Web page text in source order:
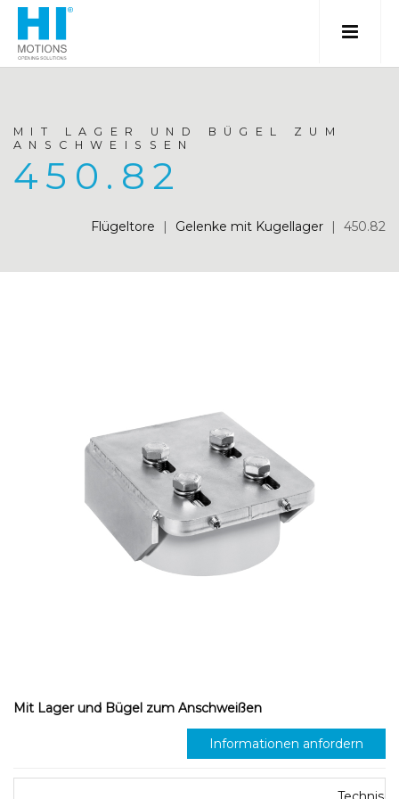
MIT LAGER UND BÜGEL ZUM
ANSCHWEISSEN
450.82
Flügeltore | Gelenke mit Kugellager | 450.82
Mit Lager und Bügel zum Anschweißen
Informationen anfordern